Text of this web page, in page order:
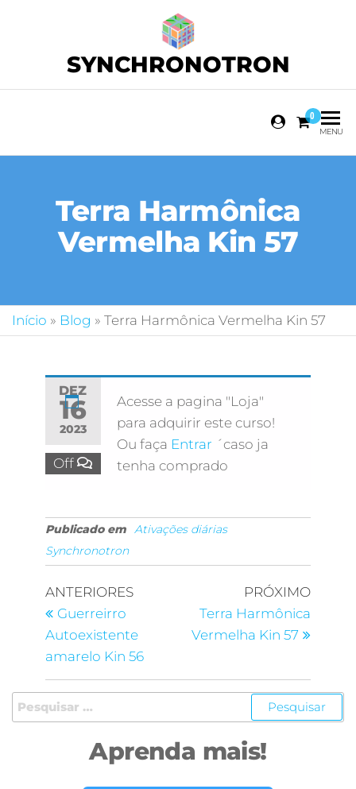
SYNCHRONOTRON
0
MENU
Terra Harmônica
Vermelha Kin 57
Início » Blog » Terra Harmônica Vermelha Kin 57
DEZ
16
2023
Off
Acesse a pagina "Loja"
para adquirir este curso!
Ou faça Entrar ´caso ja
tenha comprado
Publicado em Ativações diárias
Synchronotron
ANTERIORES
Guerreirro
Autoexistente
amarelo Kin 56
PRÓXIMO
Terra Harmônica
Vermelha Kin 57
Aprenda mais!